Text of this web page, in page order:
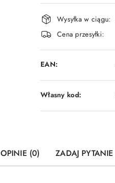
Dostępność
i
dostawa
Wysyłka w ciągu:
Cena przesyłki:
EAN:
Własny kod:
OPINIE (0) ZADAJ PYTANIE